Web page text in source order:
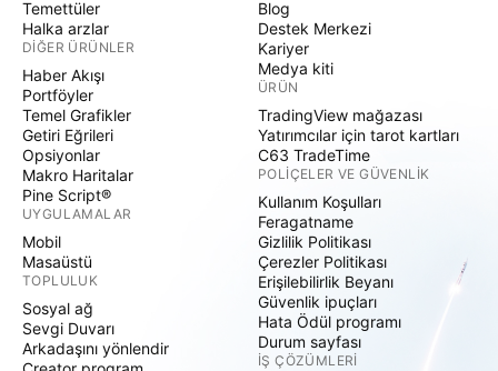
Temettüler
Halka arzlar
DIĞER ÜRÜNLER
Haber Akışı
Portföyler
Temel Grafikler
Getiri Eğrileri
Opsiyonlar
Makro Haritalar
Pine Script®
UYGULAMALAR
Mobil
Masaüstü
TOPLULUK
Sosyal ağ
Sevgi Duvarı
Arkadaşını yönlendir
Blog
Destek Merkezi
Kariyer
Medya kiti
ÜRÜN
TradingView mağazası
Yatırımcılar için tarot kartları
C63 TradeTime
POLIÇELER VE GÜVENLIK
Kullanım Koşulları
Feragatname
Gizlilik Politikası
Çerezler Politikası
Erişilebilirlik Beyanı
Güvenlik ipuçları
Hata Ödül programı
Durum sayfası
İŞ ÇÖZÜMLERI